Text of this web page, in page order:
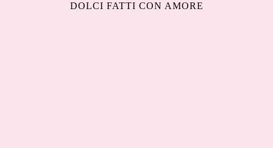
DOLCI FATTI CON AMORE